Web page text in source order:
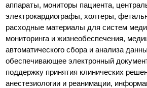
аппараты, мониторы пациента,
электрокардиографы, холтеры,
расходные материалы для систем
мониторинга и жизнеобеспечения,
автоматического сбора и анализа
обеспечивающее электронный
поддержку принятия клинических
анестезиологии и реанимации,